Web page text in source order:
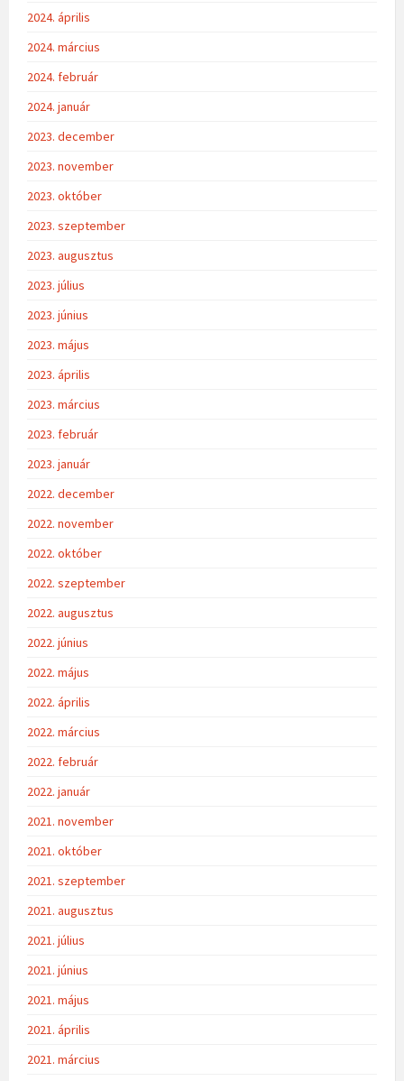
2024. április
2024. március
2024. február
2024. január
2023. december
2023. november
2023. október
2023. szeptember
2023. augusztus
2023. július
2023. június
2023. május
2023. április
2023. március
2023. február
2023. január
2022. december
2022. november
2022. október
2022. szeptember
2022. augusztus
2022. június
2022. május
2022. április
2022. március
2022. február
2022. január
2021. november
2021. október
2021. szeptember
2021. augusztus
2021. július
2021. június
2021. május
2021. április
2021. március